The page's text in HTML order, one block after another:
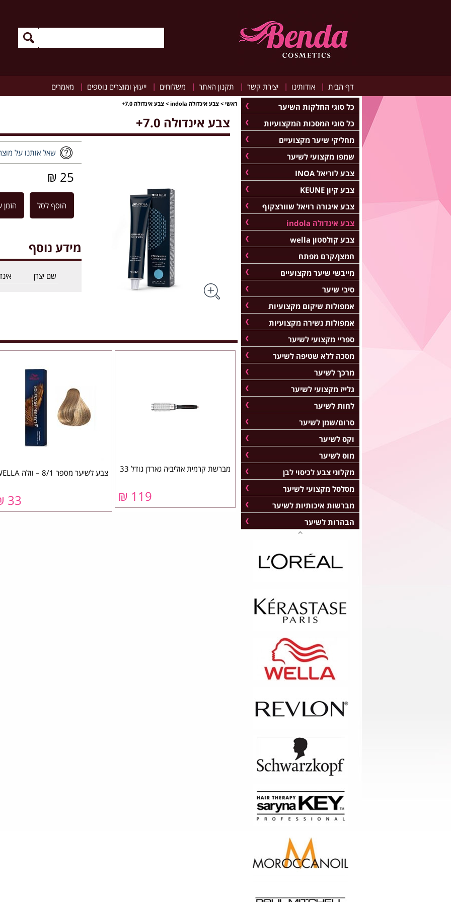
דף הבית | אודותינו | יצירת קשר | תקנון האתר | משלוחים | ייעוץ ומוצרים נוספים | מאמרים
ראשי > צבע אינדולה indola > צבע אינדולה 7.0+
צבע אינדולה 7.0+
שאל אותנו על
25 ₪
הוסף לסל הזמן
מידע נוסף
שם יצרן
מברשת קרמית אוליביה גארדן גודל 33
119 ₪
צבע לשיער מספר 8/1 – וולה WELLA
33 ₪
כל סוגי החלקות השיער
כל סוגי המסכות המקצועיות
מחליקי שיער מקצועיים
שמפו מקצועי לשיער
צבע לוריאל INOA
צבע קיון KEUNE
צבע איגורה רויאל שוורצקוף
צבע אינדולה indola
צבע קולסטון wella
חמצן/קרם מפתח
מייבשי שיער מקצועיים
סיבי שיער
אמפולות שיקום מקצועיות
אמפולות נשירה מקצועיות
ספריי מקצועי לשיער
מסכה ללא שטיפה לשיער
מרכך לשיער
גלייז מקצועי לשיער
לחות לשיער
סרום/שמן לשיער
וקס לשיער
מוס לשיער
מקלוני צבע לכיסוי לבן
מסלסל מקצועי לשיער
מברשות איכותיות לשיער
הבהרות לשיער